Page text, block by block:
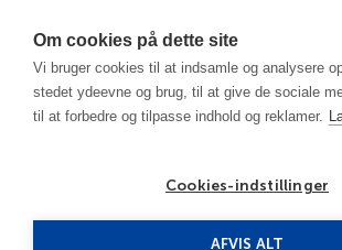
Om cookies på dette site
Vi bruger cookies til at indsamle og analysere
stedet ydeevne og brug, til at give de sociale
til at forbedre og tilpasse indhold og reklamer.
Cookies-indstillinger
AFVIS ALT